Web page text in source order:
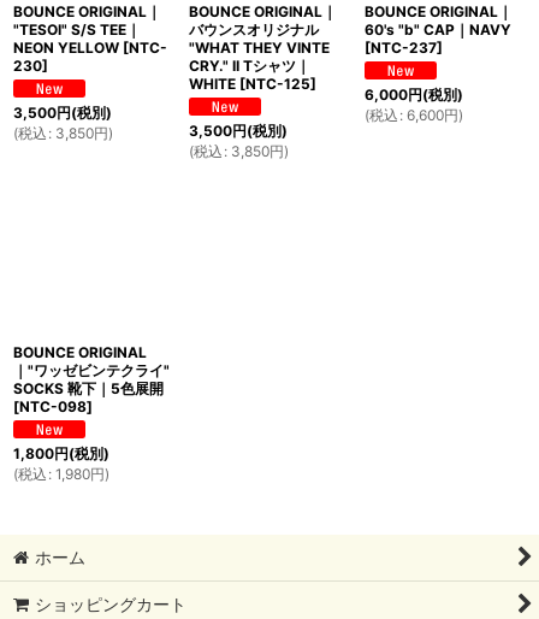
BOUNCE ORIGINAL｜
"TESOI" S/S TEE｜
NEON YELLOW [NTC-
230]
3,500円(税別)
(税込 : 3,850円)
BOUNCE ORIGINAL｜
バウンスオリジナル
"WHAT THEY VINTE
CRY." II Tシャツ｜
WHITE [NTC-125]
3,500円(税別)
(税込 : 3,850円)
BOUNCE ORIGINAL｜
60's "b" CAP｜NAVY
[NTC-237]
6,000円(税別)
(税込 : 6,600円)
BOUNCE ORIGINAL
｜"ワッゼビンテクライ"
SOCKS 靴下｜5色展開
[NTC-098]
1,800円(税別)
(税込 : 1,980円)
ホーム
ショッピングカート